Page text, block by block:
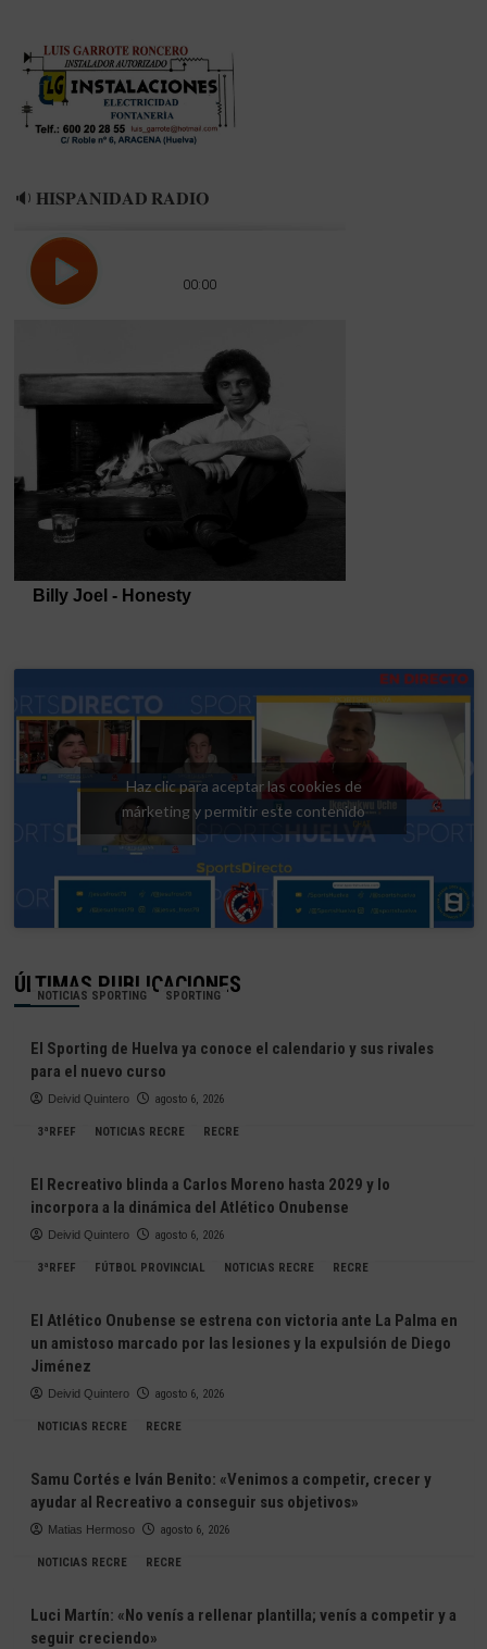
🔉 𝐇𝐈𝐒𝐏𝐀𝐍𝐈𝐃𝐀𝐃 𝐑𝐀𝐃𝐈𝐎
Haz clic para aceptar las cookies de
márketing y permitir este contenido
ÚLTIMAS PUBLICACIONES
NOTICIAS SPORTING SPORTING
El Sporting de Huelva ya conoce el calendario y sus rivales
para el nuevo curso
Deivid Quintero agosto 6, 2026
3ªRFEF NOTICIAS RECRE RECRE
El Recreativo blinda a Carlos Moreno hasta 2029 y lo
incorpora a la dinámica del Atlético Onubense
Deivid Quintero agosto 6, 2026
3ªRFEF FÚTBOL PROVINCIAL NOTICIAS RECRE RECRE
El Atlético Onubense se estrena con victoria ante La Palma en
un amistoso marcado por las lesiones y la expulsión de Diego
Jiménez
Deivid Quintero agosto 6, 2026
NOTICIAS RECRE RECRE
Samu Cortés e Iván Benito: «Venimos a competir, crecer y
ayudar al Recreativo a conseguir sus objetivos»
Matias Hermoso agosto 6, 2026
NOTICIAS RECRE RECRE
Luci Martín: «No venís a rellenar plantilla; venís a competir y a
seguir creciendo»